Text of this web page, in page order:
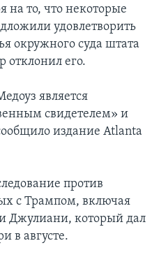
на то, что некоторые
удовлетворить
окружного суда штата
его.
является
свидетелем» и
издание Atlanta
против
с Трампом, включая
Джулиани, который дал
в августе.